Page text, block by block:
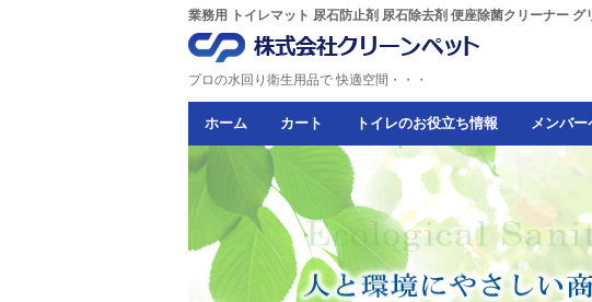
業務用 トイレマット 尿石防止剤 尿石除去剤 便座除菌クリーナー
プロの水回り衛生用品で 快適空間・・・
ホーム カート トイレのお役立ち情報 メンバー